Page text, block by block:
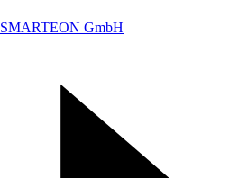
SMARTEON GmbH